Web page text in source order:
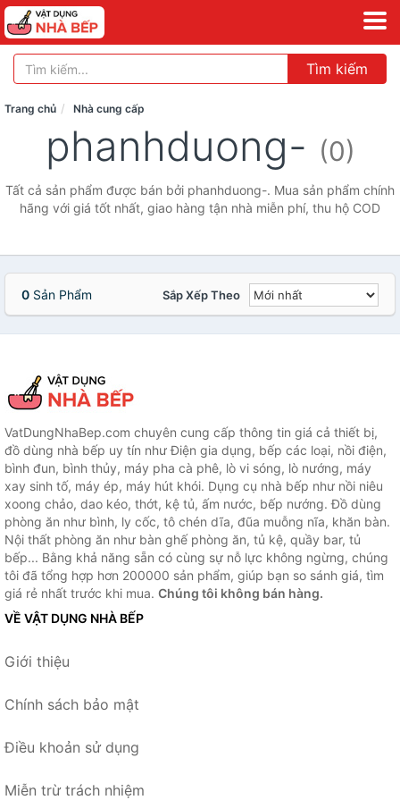
Tìm kiếm
Trang chủ Nhà cung cấp
phanhduong- (0)
Tất cả sản phẩm được bán bởi phanhduong-. Mua sản phẩm chính
hãng với giá tốt nhất, giao hàng tận nhà miễn phí, thu hộ COD
0 Sản Phẩm Sắp Xếp Theo
VatDungNhaBep.com chuyên cung cấp thông tin giá cả thiết bị,
đồ dùng nhà bếp uy tín như Điện gia dụng, bếp các loại, nồi điện,
bình đun, bình thủy, máy pha cà phê, lò vi sóng, lò nướng, máy
xay sinh tố, máy ép, máy hút khói. Dụng cụ nhà bếp như nồi niêu
xoong chảo, dao kéo, thớt, kệ tủ, ấm nước, bếp nướng. Đồ dùng
phòng ăn như bình, ly cốc, tô chén dĩa, đũa muỗng nĩa, khăn bàn.
Nội thất phòng ăn như bàn ghế phòng ăn, tủ kệ, quầy bar, tủ
bếp... Bằng khả năng sẵn có cùng sự nỗ lực không ngừng, chúng
tôi đã tổng hợp hơn 200000 sản phẩm, giúp bạn so sánh giá, tìm
giá rẻ nhất trước khi mua. Chúng tôi không bán hàng.
VỀ VẬT DỤNG NHÀ BẾP
Giới thiệu
Chính sách bảo mật
Điều khoản sử dụng
Miễn trừ trách nhiệm